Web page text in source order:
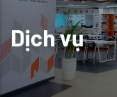
Dịch vụ